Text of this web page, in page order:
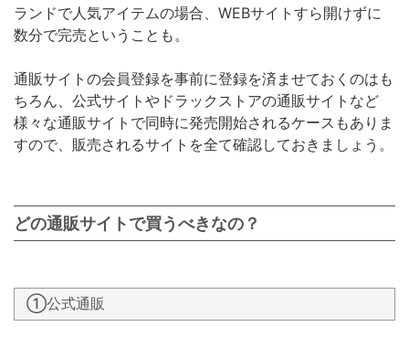
ランドで人気アイテムの場合、WEBサイトすら開けずに
数分で完売ということも。
通販サイトの会員登録を事前に登録を済ませておくのはも
ちろん、公式サイトやドラックストアの通販サイトなど
様々な通販サイトで同時に発売開始されるケースもありま
すので、販売されるサイトを全て確認しておきましょう。
どの通販サイトで買うべきなの？
①公式通販